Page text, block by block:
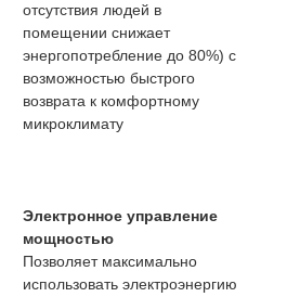
отсутствия людей в
помещении снижает
энергопотребление до 80%) с
возможностью быстрого
возврата к комфортному
микроклимату
Электронное управление
мощностью
Позволяет максимально
использовать электроэнергию